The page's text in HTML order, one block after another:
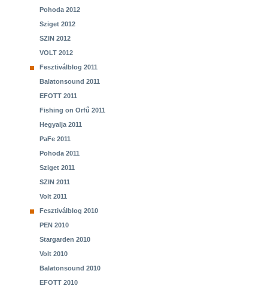
Pohoda 2012
Sziget 2012
SZIN 2012
VOLT 2012
Fesztiválblog 2011
Balatonsound 2011
EFOTT 2011
Fishing on Orfű 2011
Hegyalja 2011
PaFe 2011
Pohoda 2011
Sziget 2011
SZIN 2011
Volt 2011
Fesztiválblog 2010
PEN 2010
Stargarden 2010
Volt 2010
Balatonsound 2010
EFOTT 2010